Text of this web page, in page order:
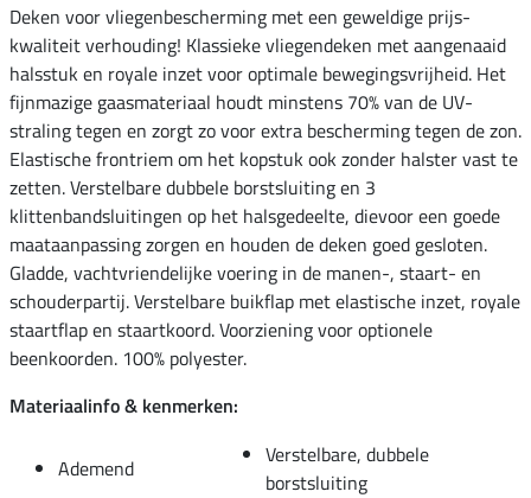
Deken voor vliegenbescherming met een geweldige prijs-
kwaliteit verhouding! Klassieke vliegendeken met aangenaaid
halsstuk en royale inzet voor optimale bewegingsvrijheid. Het
fijnmazige gaasmateriaal houdt minstens 70% van de UV-
straling tegen en zorgt zo voor extra bescherming tegen de zon.
Elastische frontriem om het kopstuk ook zonder halster vast te
zetten. Verstelbare dubbele borstsluiting en 3
klittenbandsluitingen op het halsgedeelte, dievoor een goede
maataanpassing zorgen en houden de deken goed gesloten.
Gladde, vachtvriendelijke voering in de manen-, staart- en
schouderpartij. Verstelbare buikflap met elastische inzet, royale
staartflap en staartkoord. Voorziening voor optionele
beenkoorden. 100% polyester.
Materiaalinfo & kenmerken:
Ademend
Verstelbare, dubbele
borstsluiting